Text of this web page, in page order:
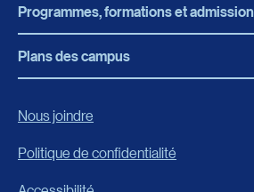
Actualités
Bibliothèque
Boutique en ligne
Carrières
Programmes, formations et admission
Programmes, formations et admission
Plans des campus
Nous joindre
Politique de confidentialité